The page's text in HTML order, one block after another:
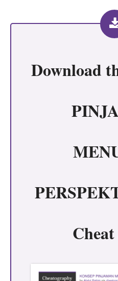
Download